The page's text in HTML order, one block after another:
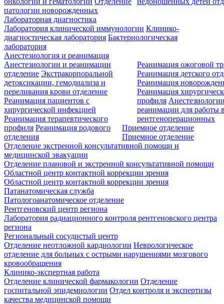
патологии новорожденных
Лабораторная диагностика
Лаборатория клинической иммунологии Клинико-
диагностическая лаборатория Бактериологическая
лаборатория
Анестезиология и реанимация
Анестезиологии и реанимации
отделение Экстракорпоральной
детоксикации, гемодиализа и
переливания крови отделение
Реанимация пациентов с
хирургической инфекцией
Реанимация терапевтического
профиля Реанимация родового
отделения
Реанимация ожоговой
Реанимация детского
Реанимация
Реанимация
профиля
реанимации для работы
рентгеноперационных
Приемное отделение
Приемное отделение
Отделение экстренной консультативной помощи и
медицинской эвакуации
Отделение плановой и экстренной консультативной помощи
Областной центр контактной коррекции зрения
Областной центр контактной коррекции зрения
Патанатомическая служба
Патологоанатомическое отделение
Рентгеновский центр региона
Лаборатория радиационного контроля рентгеновского центра
региона
Региональный сосудистый центр
Отделение неотложной кардиологии Неврологическое
отделение для больных с острыми нарушениями мозгового
кровообращения
Клинико-экспертная работа
Отделение клинической фармакологии Отделение
госпитальной эпидемиологии Отдел контроля и экспертизы
качества медицинской помощи